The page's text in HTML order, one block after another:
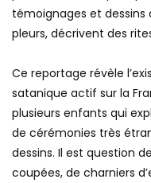
potentiel réseau
témoignages et dessins
Ce reportage révèle
satanique actif sur la
plusieurs enfants qui
de cérémonies très
dessins. Il est question